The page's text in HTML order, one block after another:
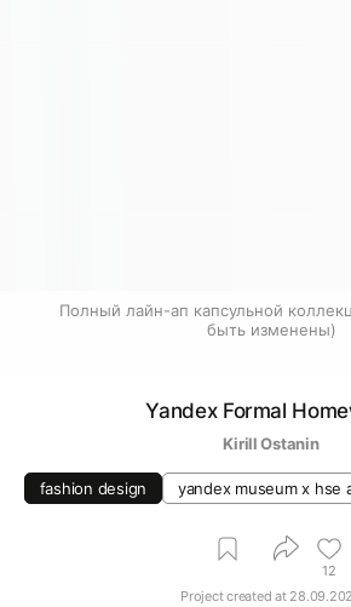
Полный лайн-ап капсульной
быть изменены)
Yandex Formal
Kirill Ostanin
fashion design yandex museum х hse
12
Project created at